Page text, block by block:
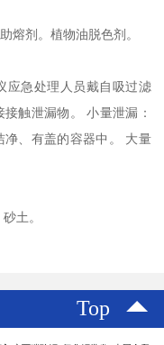
熔剂。植物油脱色剂。
应急处理人员戴自吸过滤
触泄漏物。 小量泄漏：
、有盖的容器中。 大量
土。
Top